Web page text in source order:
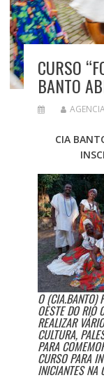
CURSO
BANTO
CIA
O (CIA.BANTO)
OESTE DO RIO
REALIZAR
CULTURA,
PARA
CURSO PARA
INICIANTES NA